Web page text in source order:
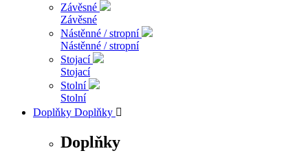
Závěsné
Závěsné
Nástěnné / stropní
Nástěnné / stropní
Stojací
Stojací
Stolní
Stolní
Doplňky Doplňky 
Doplňky